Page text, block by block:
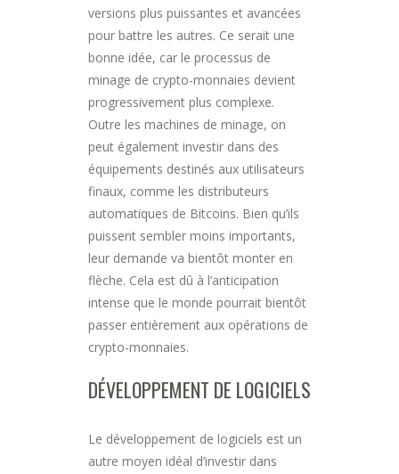
versions plus puissantes et avancées
pour battre les autres. Ce serait une
bonne idée, car le processus de
minage de crypto-monnaies devient
progressivement plus complexe.
Outre les machines de minage, on
peut également investir dans des
équipements destinés aux utilisateurs
finaux, comme les distributeurs
automatiques de Bitcoins. Bien qu’ils
puissent sembler moins importants,
leur demande va bientôt monter en
flèche. Cela est dû à l’anticipation
intense que le monde pourrait bientôt
passer entièrement aux opérations de
crypto-monnaies.
DÉVELOPPEMENT DE LOGICIELS
Le développement de logiciels est un
autre moyen idéal d’investir dans